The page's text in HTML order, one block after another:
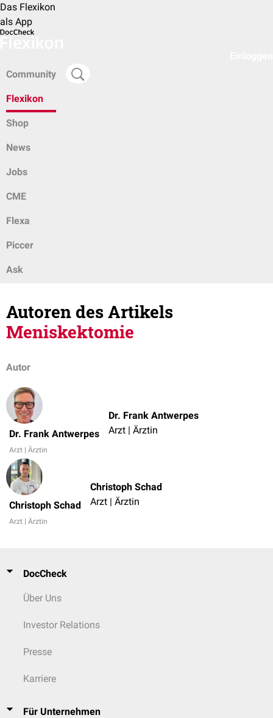
Das Flexikon
als App
Community
Flexikon
Shop
News
Jobs
CME
Flexa
Piccer
Ask
Autoren des Artikels
Meniskektomie
Autor
Dr. Frank Antwerpes
Arzt | Ärztin
Dr. Frank Antwerpes
Arzt | Ärztin
Christoph Schad
Arzt | Ärztin
Christoph Schad
Arzt | Ärztin
DocCheck
Über Uns
Investor Relations
Presse
Karriere
Für Unternehmen